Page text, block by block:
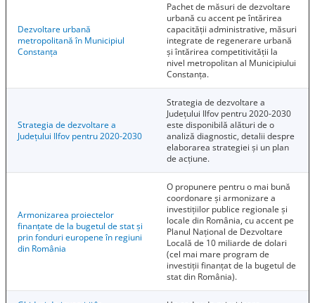
Dezvoltare urbană
metropolitană în Municipiul
Constanța
Pachet de măsuri de dezvoltare
urbană cu accent pe întărirea
capacității administrative, măsuri
integrate de regenerare urbană
și întărirea competitivității la
nivel metropolitan al Municipiului
Constanța.
Strategia de dezvoltare a
Județului Ilfov pentru 2020-2030
Strategia de dezvoltare a
Județului Ilfov pentru 2020-2030
este disponibilă alături de o
analiză diagnostic, detalii despre
elaborarea strategiei și un plan
de acțiune.
Armonizarea proiectelor
finanțate de la bugetul de stat și
prin fonduri europene în regiuni
din România
O propunere pentru o mai bună
coordonare și armonizare a
investițiilor publice regionale și
locale din România, cu accent pe
Planul Național de Dezvoltare
Locală de 10 miliarde de dolari
(cel mai mare program de
investiții finanțat de la bugetul de
stat din România).